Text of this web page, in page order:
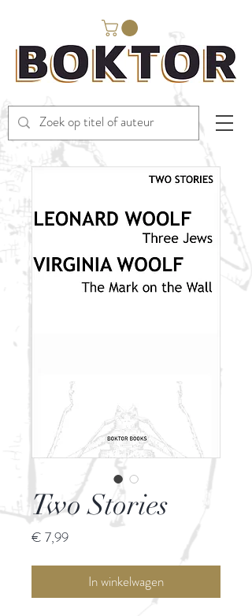
Two Stories
€ 7,99Prijs
In winkelwagen